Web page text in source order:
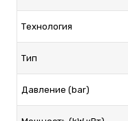
Технология
Тип
Давление (bar)